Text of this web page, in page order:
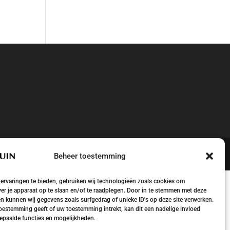
Beheer toestemming
te bieden, gebruiken wij technologieën zoals cookies om
je apparaat op te slaan en/of te raadplegen. Door in te stemmen met deze
kunnen wij gegevens zoals surfgedrag of unieke ID's op deze site verwerken.
geeft of uw toestemming intrekt, kan dit een nadelige invloed
functies en mogelijkheden.